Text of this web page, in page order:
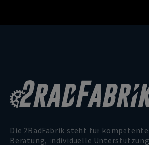
Die 2RadFabrik steht für kompetente
Beratung, individuelle Unterstützung